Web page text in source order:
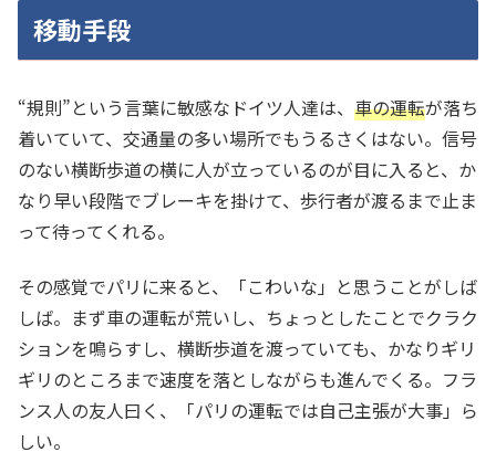
移動手段
“規則”という言葉に敏感なドイツ人達は、 車の運転が落ち
着いていて、交通量の多い場所でもうるさくはない。信号
のない横断歩道の横に人が立っているのが目に入ると、か
なり早い段階でブレーキを掛けて、歩行者が渡るまで止ま
って待ってくれる。
その感覚でパリに来ると、「こわいな」と思うことがしば
しば。まず車の運転が荒いし、ちょっとしたことでクラク
ションを鳴らすし、横断歩道を渡っていても、かなりギリ
ギリのところまで速度を落としながらも進んでくる。フラ
ンス人の友人曰く、「パリの運転では自己主張が大事」ら
しい。